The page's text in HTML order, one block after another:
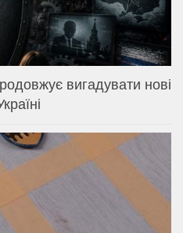
вигадувати нові